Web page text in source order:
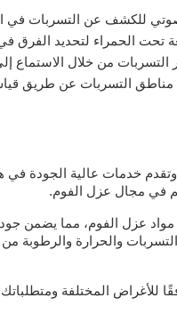
للكشف عن التسربات في
تحت الحمراء لتحديد الفرق
من خلال الاستماع
مناطق التسربات عن طريق
خدمات عالية الجودة في
في مجال عزل الفوم.
عزل الفوم، مما يضمن جودة
والحرارة والرطوبة
للأغراض المختلفة